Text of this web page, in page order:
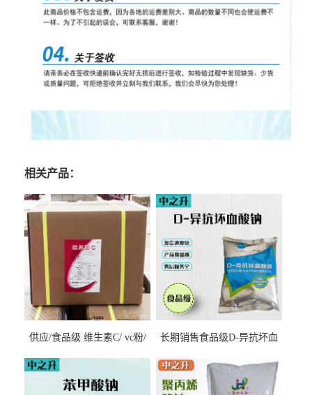
相关产品：
供应/食品级 维生素C/ vc粉/
长期销售食品级D-异抗坏血